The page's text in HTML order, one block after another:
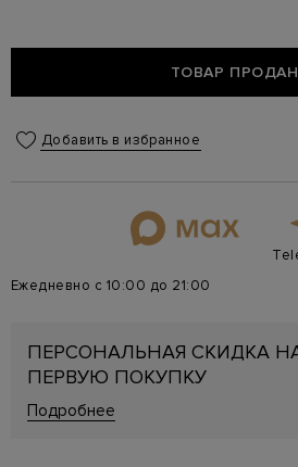
ТОВАР ПРОДАН
Добавить в избранное
Ежедневно с 10:00 до 21:00
ПЕРСОНАЛЬНАЯ СКИДКА
ПЕРВУЮ ПОКУПКУ
Подробнее